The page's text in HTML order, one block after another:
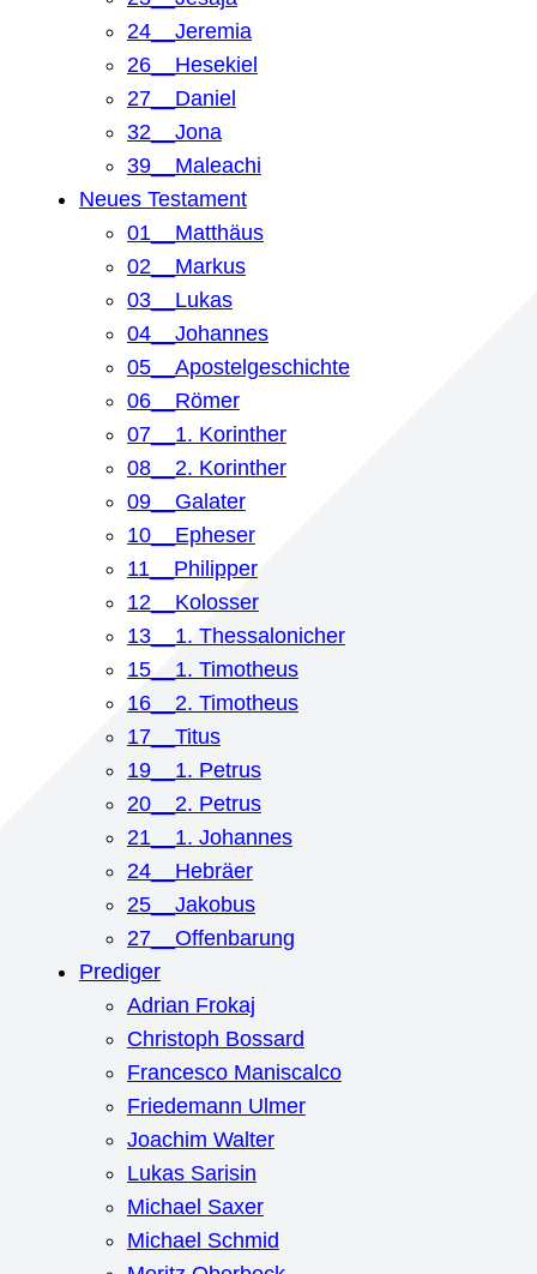
24__Jeremia
26__Hesekiel
27__Daniel
32__Jona
39__Maleachi
Neues Testament
01__Matthäus
02__Markus
03__Lukas
04__Johannes
05__Apostelgeschichte
06__Römer
07__1. Korinther
08__2. Korinther
09__Galater
10__Epheser
11__Philipper
12__Kolosser
13__1. Thessalonicher
15__1. Timotheus
16__2. Timotheus
17__Titus
19__1. Petrus
20__2. Petrus
21__1. Johannes
24__Hebräer
25__Jakobus
27__Offenbarung
Prediger
Adrian Frokaj
Christoph Bossard
Francesco Maniscalco
Friedemann Ulmer
Joachim Walter
Lukas Sarisin
Michael Saxer
Michael Schmid